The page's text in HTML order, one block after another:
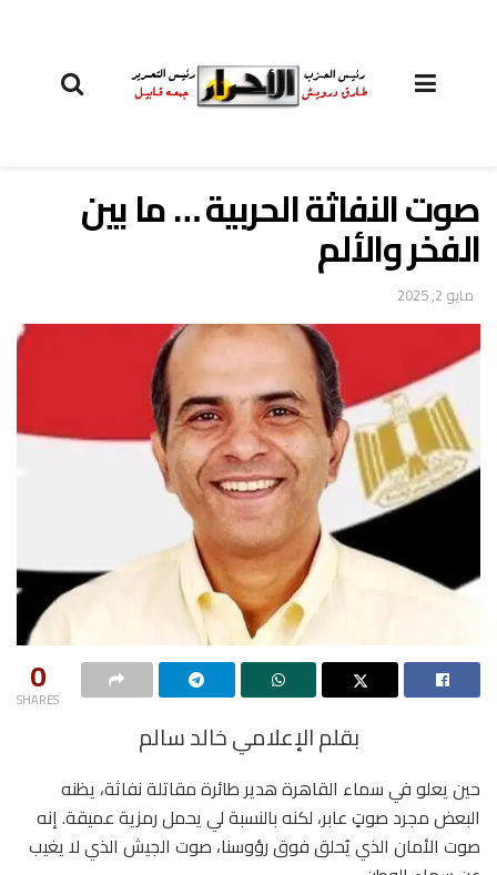
صوت النفاثة الحربية … ما بين
الفخر والألم
مايو 2, 2025
0
SHARES
بقلم الإعلامي خالد سالم
حين يعلو في سماء القاهرة هدير طائرة مقاتلة نفاثة، يظنه
البعض مجرد صوتٍ عابر، لكنه بالنسبة لي يحمل رمزية عميقة. إنه
صوت الأمان الذي يُحلق فوق رؤوسنا، صوت الجيش الذي لا يغيب